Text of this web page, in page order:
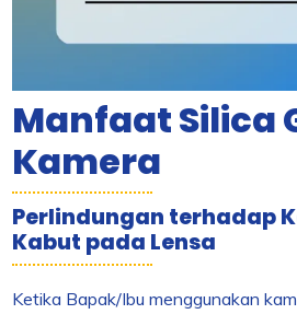
Manfaat Silica
Kamera
Perlindungan terhadap
Kabut pada Lensa
Ketika Bapak/Ibu menggunakan